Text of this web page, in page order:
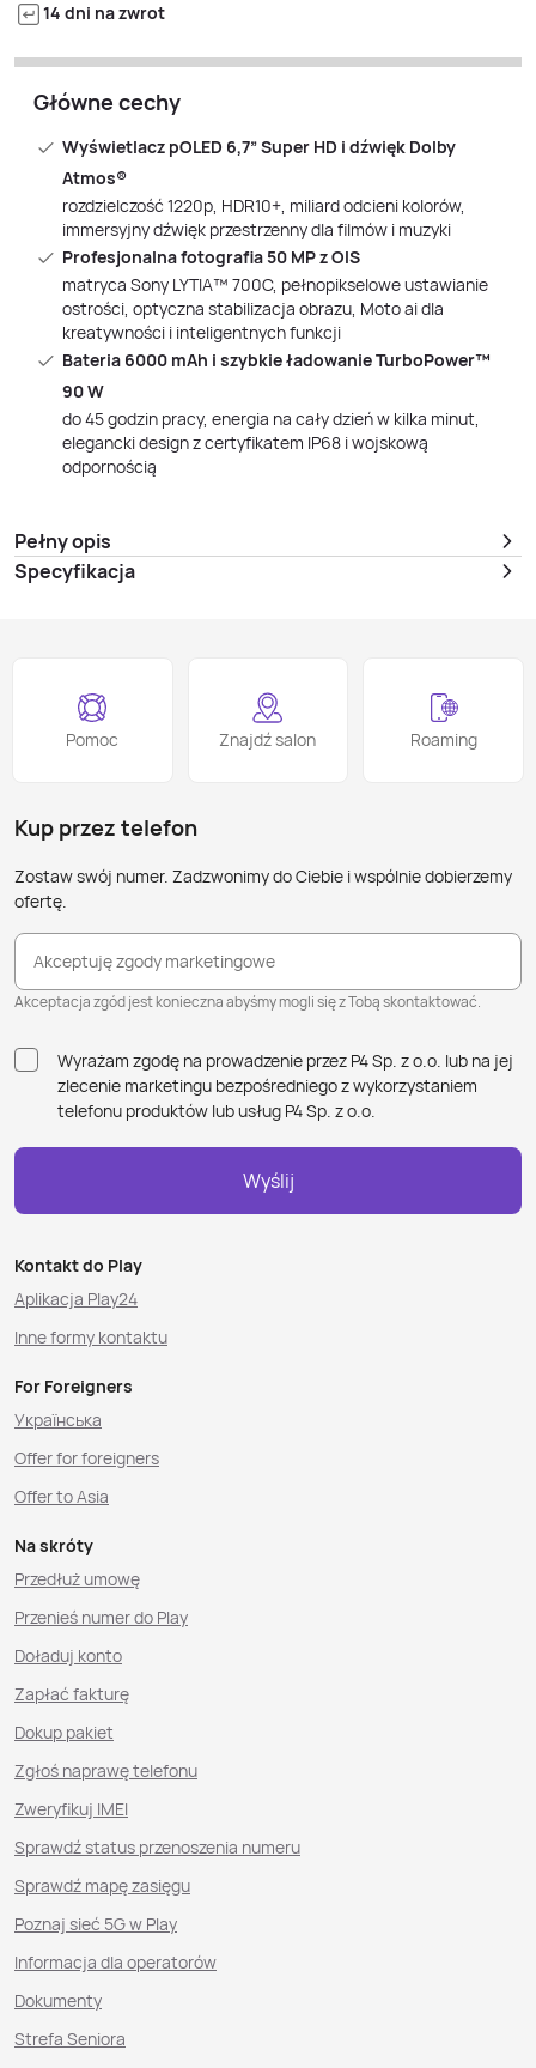
14 dni na zwrot
Główne cechy
Wyświetlacz pOLED 6,7” Super HD i dźwięk Dolby
Atmos®
rozdzielczość 1220p, HDR10+, miliard odcieni kolorów,
immersyjny dźwięk przestrzenny dla filmów i muzyki
Profesjonalna fotografia 50 MP z OIS
matryca Sony LYTIA™ 700C, pełnopikselowe ustawianie
ostrości, optyczna stabilizacja obrazu, Moto ai dla
kreatywności i inteligentnych funkcji
Bateria 6000 mAh i szybkie ładowanie TurboPower™
90 W
do 45 godzin pracy, energia na cały dzień w kilka minut,
elegancki design z certyfikatem IP68 i wojskową
odpornością
Pełny opis
Specyfikacja
Pomoc Znajdź salon Roaming
Kup przez telefon
Zostaw swój numer. Zadzwonimy do Ciebie i wspólnie dobierzemy
ofertę.
Akceptuję zgody marketingowe
Akceptacja zgód jest konieczna abyśmy mogli się z Tobą skontaktować.
Wyrażam zgodę na prowadzenie przez P4 Sp. z o.o. lub na jej
zlecenie marketingu bezpośredniego z wykorzystaniem
telefonu produktów lub usług P4 Sp. z o.o.
Wyślij
Kontakt do Play
Aplikacja Play24
Inne formy kontaktu
For Foreigners
Українська
Offer for foreigners
Offer to Asia
Na skróty
Przedłuż umowę
Przenieś numer do Play
Doładuj konto
Zapłać fakturę
Dokup pakiet
Zgłoś naprawę telefonu
Zweryfikuj IMEI
Sprawdź status przenoszenia numeru
Sprawdź mapę zasięgu
Poznaj sieć 5G w Play
Informacja dla operatorów
Dokumenty
Strefa Seniora